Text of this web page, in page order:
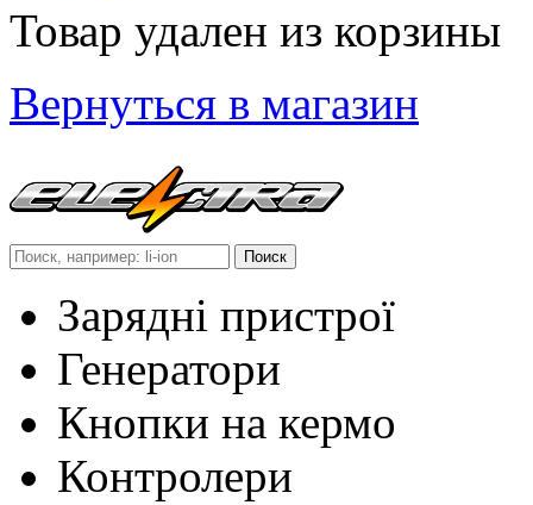
Товар удален из корзины
Вернуться в магазин
Зарядні пристрої
Генератори
Кнопки на кермо
Контролери